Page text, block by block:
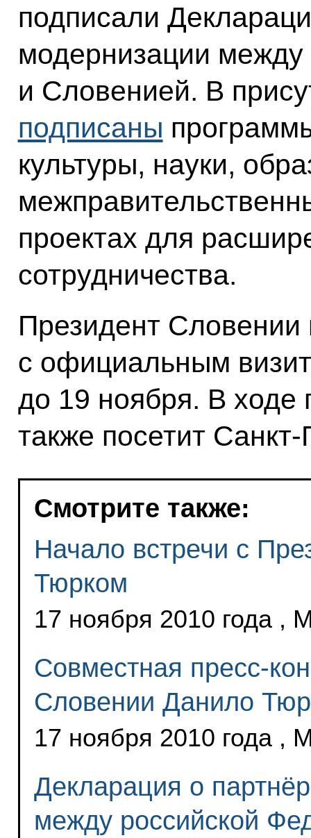
подписали
модернизации
и Словенией. В
подписаны
культуры, науки,
проектах для
сотрудничества.
Президент Словении
с официальным
до 19 ноября. В ходе
также посетит
Смотрите также:
Начало встречи с
Тюрком
17 ноября 2010 года ,
Совместная пресс-
Словении Данило
17 ноября 2010 года ,
Декларация о
между российской